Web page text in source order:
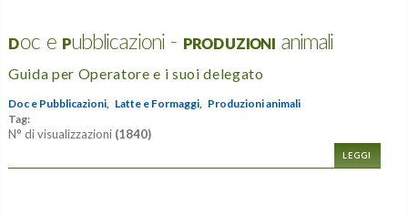
Doc e Pubblicazioni - PRODUZIONI animali
Guida per Operatore e i suoi delegato
Doc e Pubblicazioni, Latte e Formaggi, Produzioni animali
Tag:
N° di visualizzazioni (1840)
LEGGI